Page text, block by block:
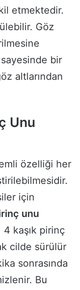
etmektedir.
Göz
bir
altlarından
Unu
özelliği her
için
unu
kaşık pirinç
cilde sürülür
sonrasında
Bu